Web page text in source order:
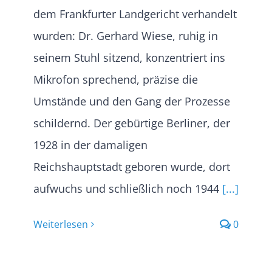
dem Frankfurter Landgericht verhandelt
wurden: Dr. Gerhard Wiese, ruhig in
seinem Stuhl sitzend, konzentriert ins
Mikrofon sprechend, präzise die
Umstände und den Gang der Prozesse
schildernd. Der gebürtige Berliner, der
1928 in der damaligen
Reichshauptstadt geboren wurde, dort
aufwuchs und schließlich noch 1944[...]
Weiterlesen 0